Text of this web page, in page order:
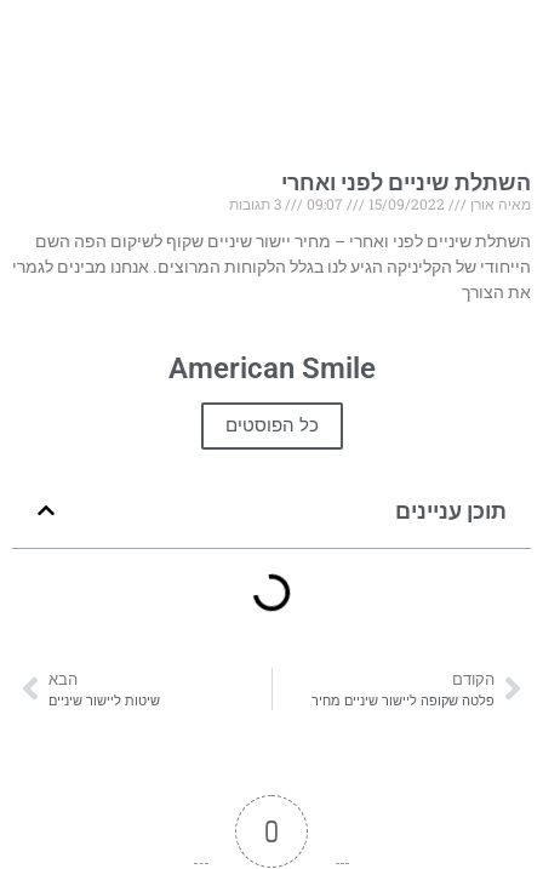
השתלת שיניים לפני ואחרי
מאיה אורן
השתלת שיניים לפני ואחרי – מחיר יישור שיניים שקוף לשיקום הפה השם
הייחודי של הקליניקה הגיע לנו בגלל הלקוחות המרוצים. אנחנו מבינים לגמרי
את הצורך
American Smile
כל הפוסטים
תוכן עניינים
הקודם
פלטה שקופה ליישור שיניים מחיר
הבא
שיטות ליישור שיניים
0